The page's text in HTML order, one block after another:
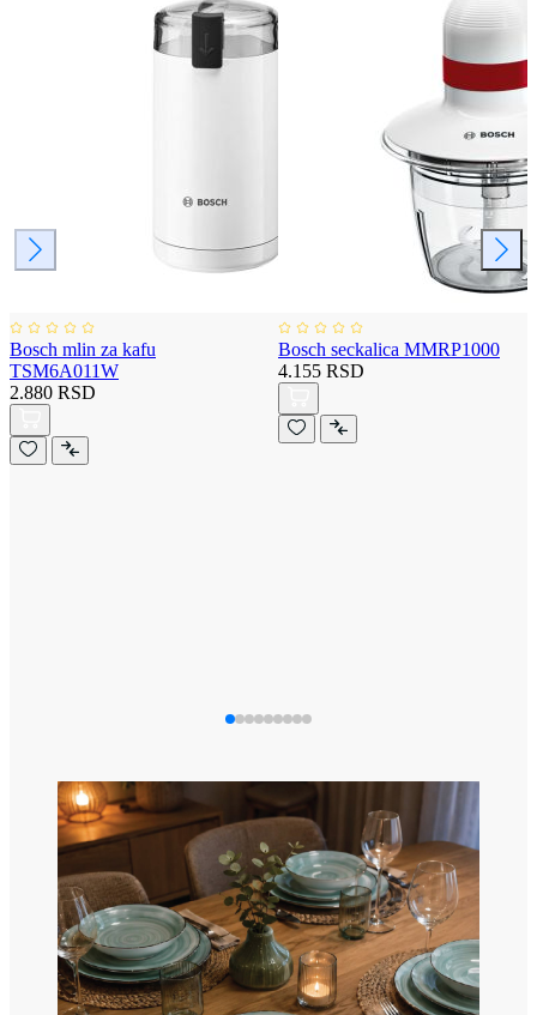
Bosch mlin za kafu
TSM6A011W
2.880 RSD
Bosch seckalica MMRP1000
4.155 RSD